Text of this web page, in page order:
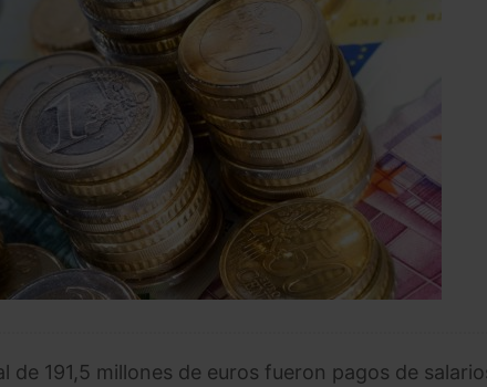
191,5 millones de euros fueron pagos de